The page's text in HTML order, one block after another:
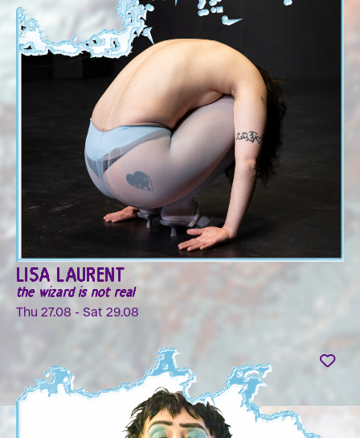
LISA LAURENT
the wizard is not real
Thu 27.08 - Sat 29.08